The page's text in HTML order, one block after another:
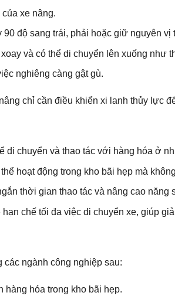
xe nâng.
90 độ sang trái, phải hoặc giữ nguyên vị
và có thể di chuyển lên xuống như
nghiêng càng gật gù.
chỉ cần điều khiển xi lanh thủy lực
di chuyển và thao tác với hàng hóa ở
hoạt động trong kho bãi hẹp mà
thời gian thao tác và nâng cao năng
hạn chế tối đa việc di chuyển xe, giúp
ngành công nghiệp sau:
hàng hóa trong kho bãi hẹp.